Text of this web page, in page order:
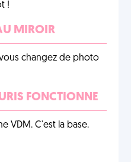
!
MIROIR
changez de photo
FONCTIONNE
VDM. C'est la base.